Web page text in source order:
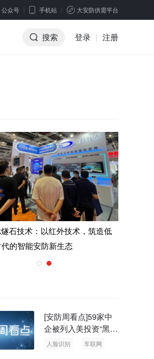
公众号 手机站 大安防供需平台
搜索 登录 | 注册
石技术：以红外技术，筑造低
的智能安防新生态
[安防周看点]59家中
企被列入美投资“黑名
单” 中国信通院启动
人脸识别 车联网